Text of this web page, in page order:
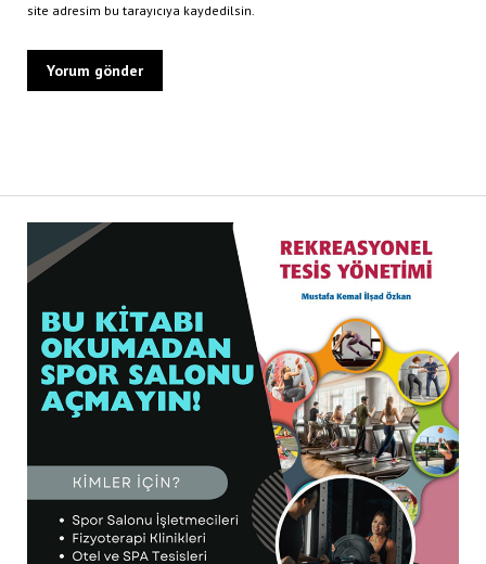
site adresim bu tarayıcıya kaydedilsin.